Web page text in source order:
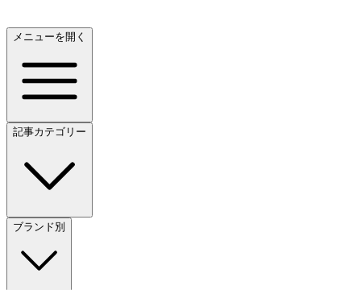
メニューを開く
記事カテゴリー
ブランド別